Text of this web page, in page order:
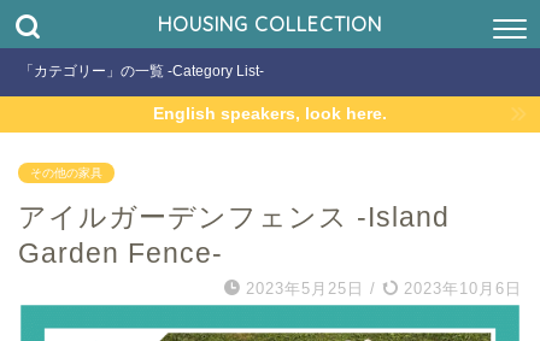
HOUSING COLLECTION
「カテゴリー」の一覧 -Category List-
English speakers, look here.
その他の家具
アイルガーデンフェンス -Island
Garden Fence-
2023年5月25日 / 2023年10月6日